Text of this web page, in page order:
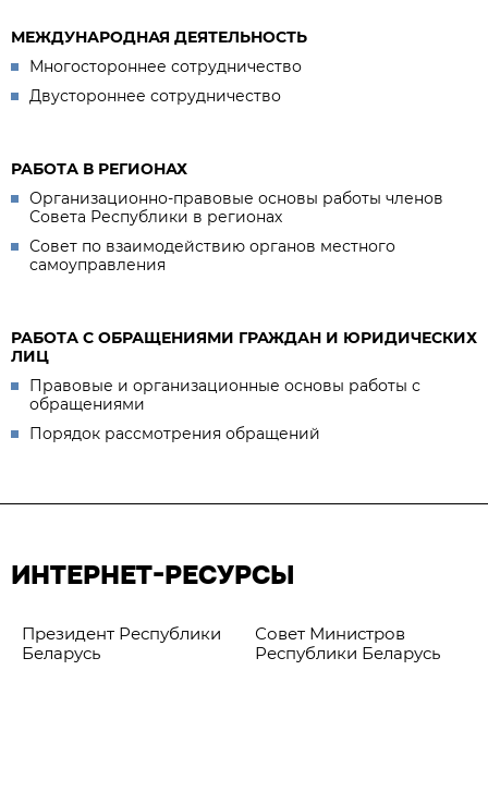
МЕЖДУНАРОДНАЯ ДЕЯТЕЛЬНОСТЬ
Многостороннее сотрудничество
Двустороннее сотрудничество
РАБОТА В РЕГИОНАХ
Организационно-правовые основы работы членов
Совета Республики в регионах
Совет по взаимодействию органов местного
самоуправления
РАБОТА С ОБРАЩЕНИЯМИ ГРАЖДАН И ЮРИДИЧЕСКИХ
ЛИЦ
Правовые и организационные основы работы с
обращениями
Порядок рассмотрения обращений
ИНТЕРНЕТ-РЕСУРСЫ
Президент Республики
Беларусь
Совет Министров
Республики Беларусь